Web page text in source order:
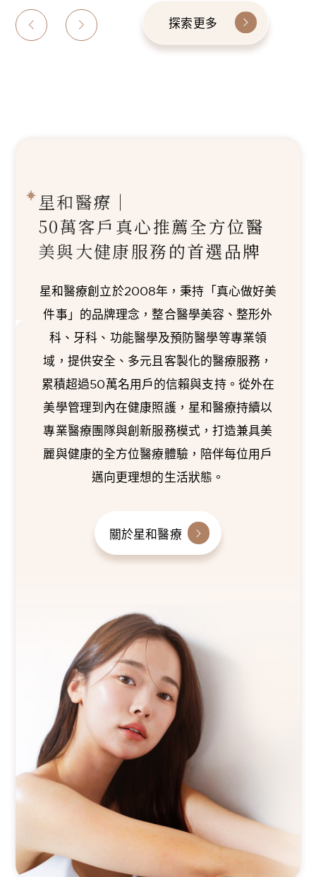
探索更多
星和醫療｜
50萬客戶真心推薦全方位醫
美與大健康服務的首選品牌
星和醫療創立於2008年，秉持「真心做好美
件事」的品牌理念，整合醫學美容、整形外
科、牙科、功能醫學及預防醫學等專業領
域，提供安全、多元且客製化的醫療服務，
累積超過50萬名用戶的信賴與支持。從外在
美學管理到內在健康照護，星和醫療持續以
專業醫療團隊與創新服務模式，打造兼具美
麗與健康的全方位醫療體驗，陪伴每位用戶
邁向更理想的生活狀態。
關於星和醫療